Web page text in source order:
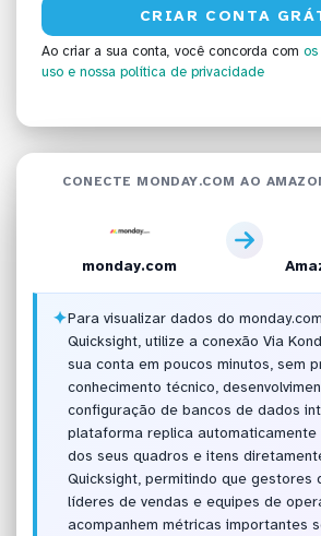
Ao criar a sua conta, você concorda com
uso e nossa política de privacidade
CONECTE MONDAY.COM AO
monday.com
✦Para visualizar dados do
Quicksight, utilize a conexão Via
sua conta em poucos minutos, sem
conhecimento técnico,
configuração de bancos de dados
plataforma replica automaticamente
dos seus quadros e itens
Quicksight, permitindo que gestores
líderes de vendas e equipes de
acompanhem métricas importantes